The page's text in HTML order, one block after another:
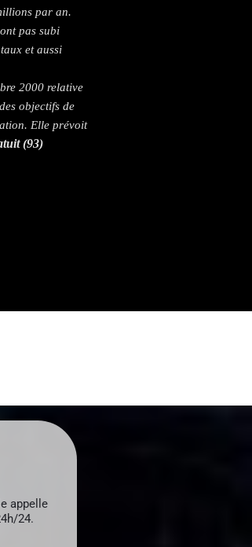
par an.
pas subi
et aussi
2000 relative
objectifs de
Elle prévoit
(93)
appelle
24.